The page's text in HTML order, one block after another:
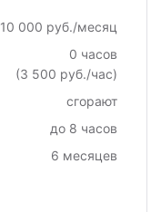
10 000 руб./месяц
0 часов
(3 500 руб./час)
сгорают
до 8 часов
6 месяцев